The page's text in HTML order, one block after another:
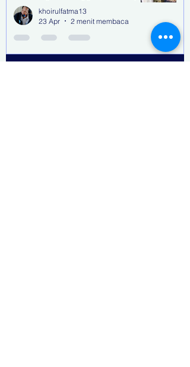
(Pasmanbaya) dalam Kegiatan
Halal Bihalal
khoirulfatma13
23 Apr
2 menit membaca